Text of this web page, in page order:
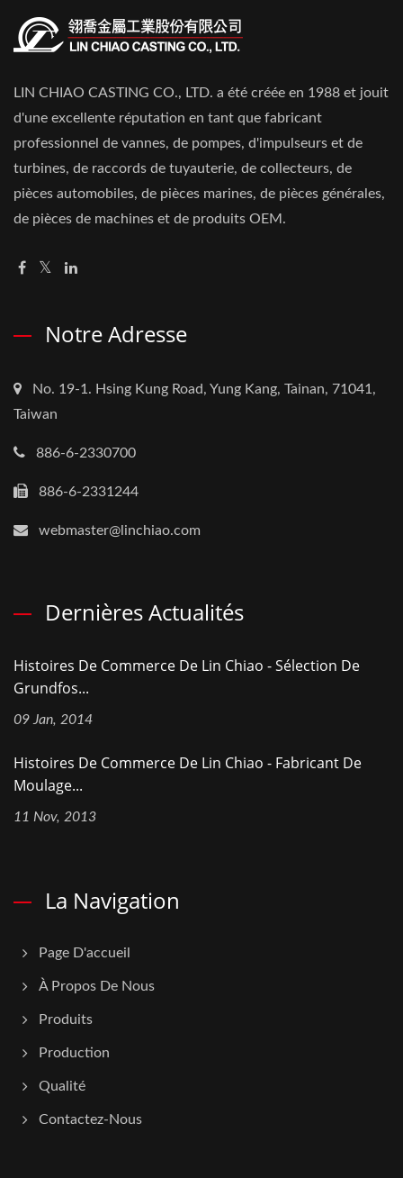
LIN CHIAO CASTING CO., LTD. a été créée en 1988 et jouit
d'une excellente réputation en tant que fabricant
professionnel de vannes, de pompes, d'impulseurs et de
turbines, de raccords de tuyauterie, de collecteurs, de
pièces automobiles, de pièces marines, de pièces générales,
de pièces de machines et de produits OEM.
Notre Adresse
No. 19-1. Hsing Kung Road, Yung Kang, Tainan, 71041,
Taiwan
886-6-2330700
886-6-2331244
webmaster@linchiao.com
Dernières Actualités
Histoires De Commerce De Lin Chiao - Sélection De
Grundfos...
09 Jan, 2014
Histoires De Commerce De Lin Chiao - Fabricant De
Moulage...
11 Nov, 2013
La Navigation
Page D'accueil
À Propos De Nous
Produits
Production
Qualité
Contactez-Nous